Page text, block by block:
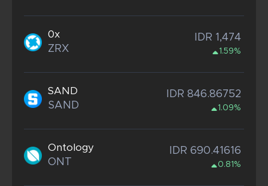
0x
ZRX
IDR 1,474
1.59%
SAND
SAND
IDR 846.86752
1.09%
Ontology
ONT
IDR 690.41616
0.81%